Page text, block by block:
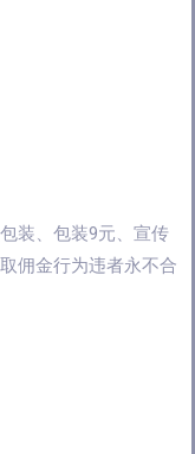
装、包装9元、宣传
佣金行为违者永不合